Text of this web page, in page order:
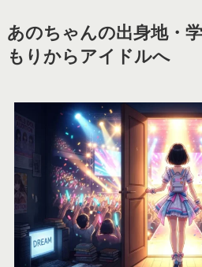
あのちゃんの出身地・
もりからアイドルへ